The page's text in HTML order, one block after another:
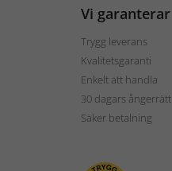
Vi garanterar
Trygg leverans
Kvalitetsgaranti
Enkelt att handla
30 dagars ångerrätt
Säker betalning